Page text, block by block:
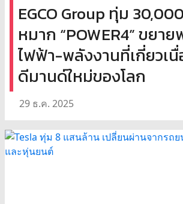
EGCO Group ทุ่ม
หมาก “POWER4” ขยา
ไฟฟ้า-พลังงานที่เกี่ยวเนื่
ดีมานด์ใหม่ของโลก
29 ธ.ค. 2025